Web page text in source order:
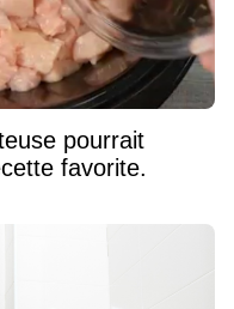
pourrait
favorite.